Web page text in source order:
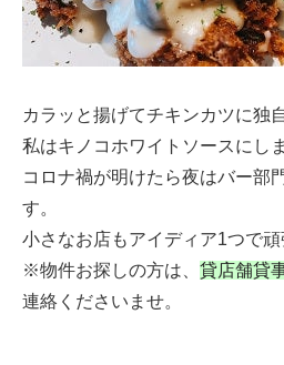
カラッと揚げてチキンカツに独
私はキノコホワイトソースにし
コロナ禍が明けたら夜はバー部
す。
小さなお店もアイディア1つで頑
※物件お探しの方は、 貸店舗貸
連絡くださいませ。